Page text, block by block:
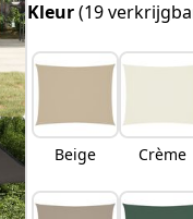
Kleur(19
Beige Crème